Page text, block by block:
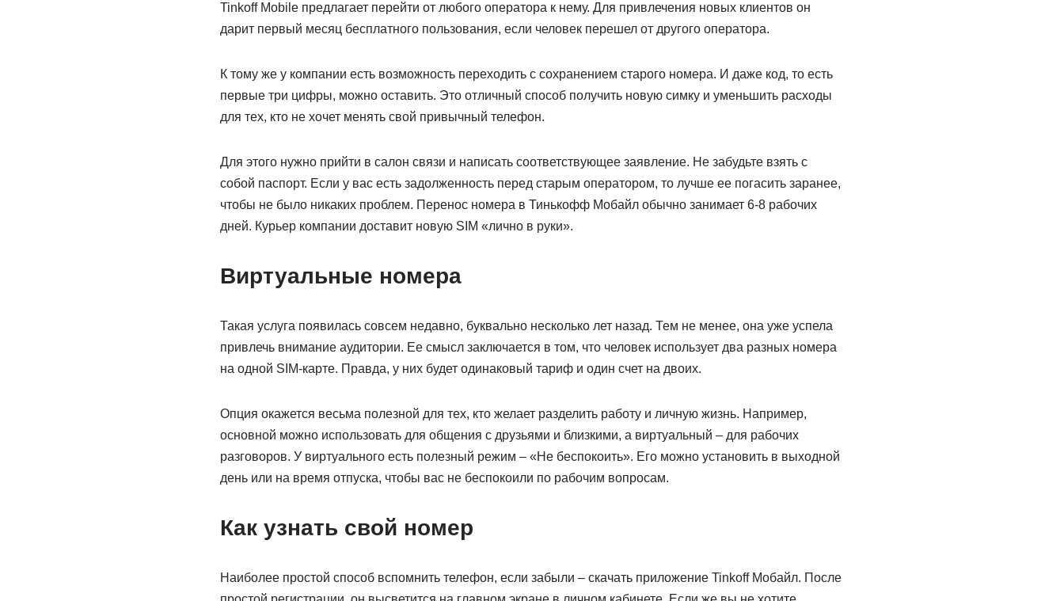
Tinkoff Mobile предлагает перейти от любого оператора к нему. Для привлечения новых клиентов он
дарит первый месяц бесплатного пользования, если человек перешел от другого оператора.
К тому же у компании есть возможность переходить с сохранением старого номера. И даже код, то есть
первые три цифры, можно оставить. Это отличный способ получить новую симку и уменьшить расходы
для тех, кто не хочет менять свой привычный телефон.
Для этого нужно прийти в салон связи и написать соответствующее заявление. Не забудьте взять с
собой паспорт. Если у вас есть задолженность перед старым оператором, то лучше ее погасить заранее,
чтобы не было никаких проблем. Перенос номера в Тинькофф Мобайл обычно занимает 6-8 рабочих
дней. Курьер компании доставит новую SIM «лично в руки».
Виртуальные номера
Такая услуга появилась совсем недавно, буквально несколько лет назад. Тем не менее, она уже успела
привлечь внимание аудитории. Ее смысл заключается в том, что человек использует два разных номера
на одной SIM-карте. Правда, у них будет одинаковый тариф и один счет на двоих.
Опция окажется весьма полезной для тех, кто желает разделить работу и личную жизнь. Например,
основной можно использовать для общения с друзьями и близкими, а виртуальный – для рабочих
разговоров. У виртуального есть полезный режим – «Не беспокоить». Его можно установить в выходной
день или на время отпуска, чтобы вас не беспокоили по рабочим вопросам.
Как узнать свой номер
Наиболее простой способ вспомнить телефон, если забыли – скачать приложение Tinkoff Мобайл. После